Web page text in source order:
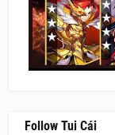
Follow Tui Cái